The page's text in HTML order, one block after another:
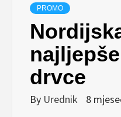
PROMO
drvce
By Urednik 8